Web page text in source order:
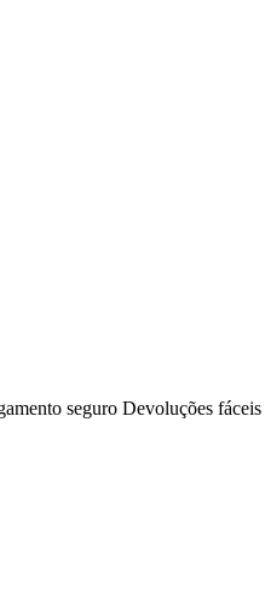
seguro Devoluções fáceis